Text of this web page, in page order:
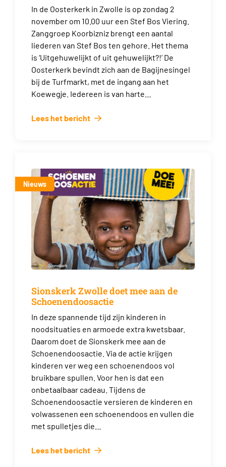
In de Oosterkerk in Zwolle is op zondag 2
november om 10.00 uur een Stef Bos Viering.
Zanggroep Koorbizniz brengt een aantal
liederen van Stef Bos ten gehore. Het thema
is ‘Uitgehuwelijkt of uit gehuwelijkt?!’ De
Oosterkerk bevindt zich aan de Bagijnesingel
bij de Turfmarkt, met de ingang aan het
Koewegje. Iedereen is van harte…
Lees het bericht
Nieuws
Sionskerk Zwolle doet mee aan de
Schoenendoosactie
In deze spannende tijd zijn kinderen in
noodsituaties en armoede extra kwetsbaar.
Daarom doet de Sionskerk mee aan de
Schoenendoosactie. Via de actie krijgen
kinderen ver weg een schoenendoos vol
bruikbare spullen. Voor hen is dat een
onbetaalbaar cadeau. Tijdens de
Schoenendoosactie versieren de kinderen en
volwassenen een schoenendoos en vullen die
met spulletjes die…
Lees het bericht